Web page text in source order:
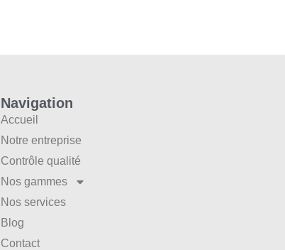
Navigation
Accueil
Notre entreprise
Contrôle qualité
Nos gammes
Nos services
Blog
Contact